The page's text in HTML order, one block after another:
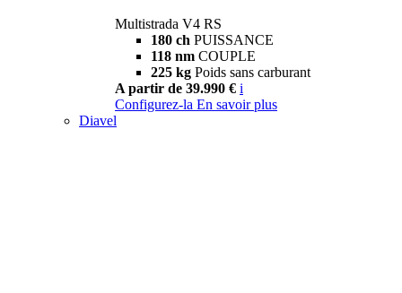
Multistrada V4 RS
180 ch PUISSANCE
118 nm COUPLE
225 kg Poids sans carburant
A partir de 39.990 € i
Configurez-la En savoir plus
Diavel